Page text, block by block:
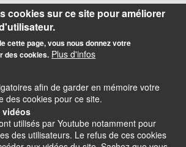
cookies sur ce site pour améliorer
cette page, vous nous donnez votre
des cookies. Plus d'infos
afin de garder en mémoire votre
des cookies pour ce site.
vidéos
utilisés par Youtube notamment pour
des utilisateurs. Le refus de ces cookies